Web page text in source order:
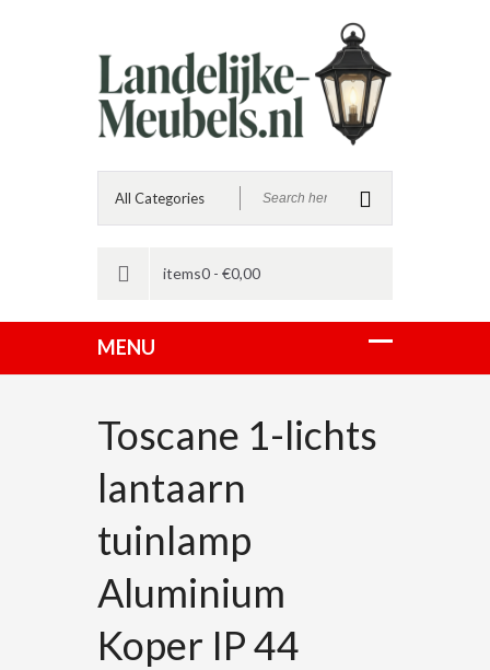
items0 - €0,00
Toscane 1-lichts
lantaarn
tuinlamp
Aluminium
Koper IP 44